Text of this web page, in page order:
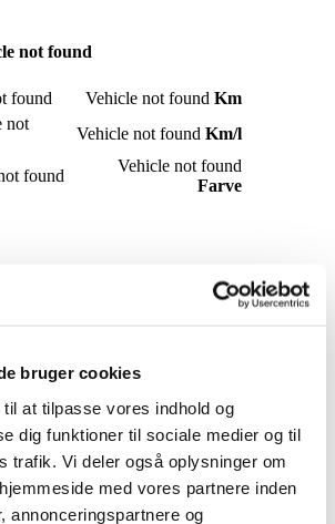
bruger cookies
at tilpasse vores indhold og
dig funktioner til sociale medier og til
trafik. Vi deler også oplysninger om
med vores partnere inden
annonceringspartnere og
not found
found Vehicle not found Km
not
Vehicle not found Km/l
found
Vehicle not found
Farve